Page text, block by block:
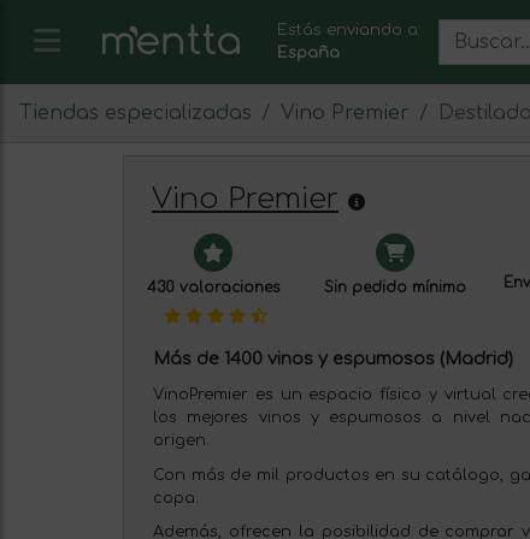
Estás enviando a:
España
Tiendas especializadas Vino Premier
Vino Premier
430 valoraciones Sin pedido mínimo
Más de 1400 vinos y espumosos (Madrid)
VinoPremier es un espacio físico y virtual
los mejores vinos y espumosos a nivel
origen.
Con más de mil productos en su catálogo,
copa.
Además, ofrecen la posibilidad de comprar